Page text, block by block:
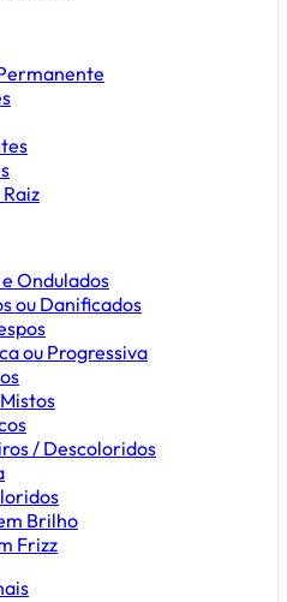
Ondulados
ou Danificados
ou Progressiva
/ Descoloridos
Brilho
Frizz